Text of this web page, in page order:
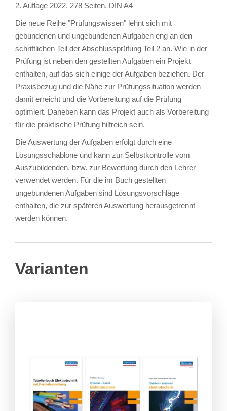
2. Auflage 2022, 278 Seiten, DIN A4
Die neue Reihe "Prüfungswissen" lehnt sich mit
gebundenen und ungebundenen Aufgaben eng an den
schriftlichen Teil der Abschlussprüfung Teil 2 an. Wie in der
Prüfung ist neben den gestellten Aufgaben ein Projekt
enthalten, auf das sich einige der Aufgaben beziehen. Der
Praxisbezug und die Nähe zur Prüfungssituation werden
damit erreicht und die Vorbereitung auf die Prüfung
optimiert. Daneben kann das Projekt auch als Vorbereitung
für die praktische Prüfung hilfreich sein.
Die Auswertung der Aufgaben erfolgt durch eine
Lösungsschablone und kann zur Selbstkontrolle vom
Auszubildenden, bzw. zur Bewertung durch den Lehrer
verwendet werden. Für die im Buch gestellten
ungebundenen Aufgaben sind Lösungsvorschläge
enthalten, die zur späteren Auswertung herausgetrennt
werden können.
Varianten